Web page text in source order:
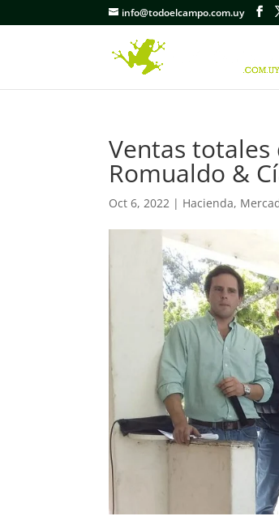
info@todoelcampo.com.uy
Ventas totales
Romualdo &
Oct 6, 2022 | Hacienda,